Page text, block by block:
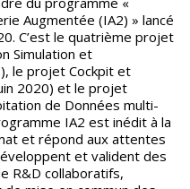
Augmentée (IA2) » lancé
C’est le quatrième projet
Simulation et
le projet Cockpit et
2020) et le projet
de Données multi-
IA2 est inédit à la
et répond aux attentes
et valident des
R&D collaboratifs,